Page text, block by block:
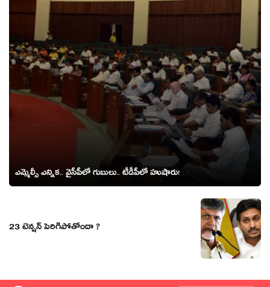
ఎమ్మెల్సీ ఎన్నిక‌.. వైసీపీలో గుబులు.. టీడీపీలో హుషారు!
23 టెన్షన్ పెరిగిపోతోందా ?